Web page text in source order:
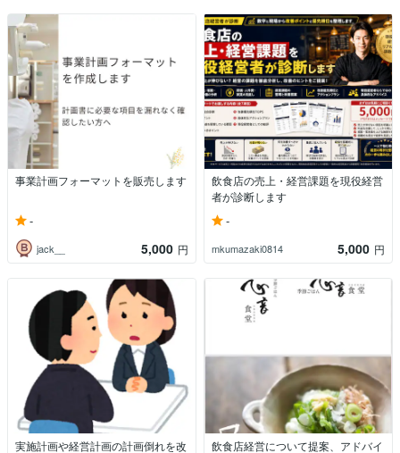
事業計画フォーマットを販売します
-
jack__ 5,000 円
飲食店の売上・経営課題を現役経営
者が診断します
-
mkumazaki0814 5,000 円
実施計画や経営計画の計画倒れを改 飲食店経営について提案、アドバイ